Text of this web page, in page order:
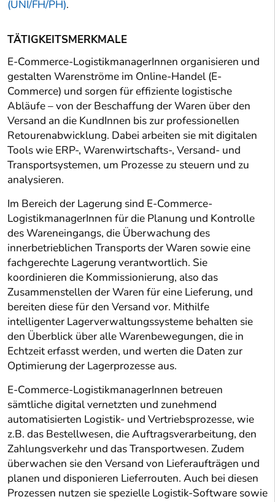
(UNI/FH/PH).
TÄTIGKEITSMERKMALE
E-Commerce-LogistikmanagerInnen organisieren und
gestalten Warenströme im Online-Handel (E-
Commerce) und sorgen für effiziente logistische
Abläufe – von der Beschaffung der Waren über den
Versand an die KundInnen bis zur professionellen
Retourenabwicklung. Dabei arbeiten sie mit digitalen
Tools wie ERP-, Warenwirtschafts-, Versand- und
Transportsystemen, um Prozesse zu steuern und zu
analysieren.
Im Bereich der Lagerung sind E-Commerce-
LogistikmanagerInnen für die Planung und Kontrolle
des Wareneingangs, die Überwachung des
innerbetrieblichen Transports der Waren sowie eine
fachgerechte Lagerung verantwortlich. Sie
koordinieren die Kommissionierung, also das
Zusammenstellen der Waren für eine Lieferung, und
bereiten diese für den Versand vor. Mithilfe
intelligenter Lagerverwaltungssysteme behalten sie
den Überblick über alle Warenbewegungen, die in
Echtzeit erfasst werden, und werten die Daten zur
Optimierung der Lagerprozesse aus.
E-Commerce-LogistikmanagerInnen betreuen
sämtliche digital vernetzten und zunehmend
automatisierten Logistik- und Vertriebsprozesse, wie
z.B. das Bestellwesen, die Auftragsverarbeitung, den
Zahlungsverkehr und das Transportwesen. Zudem
überwachen sie den Versand von Lieferaufträgen und
planen und disponieren Lieferrouten. Auch bei diesen
Prozessen nutzen sie spezielle Logistik-Software sowie